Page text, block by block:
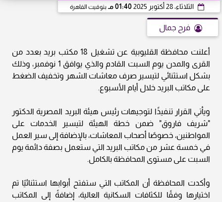
الثلاثاء، 28 أكتوبر 2025 01:40 مـ بتوقيت القاهرة
فرح جمال
أعلنت محافظة القليوبية عن تشغيل 18 مكتب بريد بعدد من
القرى والمدن يوم السبت القادم والذي يوافق 1 نوفمبر، وذلك
بشكل استثنائي لتيسير صرف معاشات الشهر وتخفيف الضغط
على مكاتب البريد خلال أيام الأسبوع.
ويأتي القرار تنفيذًا لتوجيهات رئيس هيئة البريد المصرية الدكتور
"شريف فاروق" ضمن خطة الهيئة لتيسير الخدمات على
المواطنين، خصوصًا أصحاب المعاشات، بالإضافة إلى سير العمل
في خمسة عشر من مكاتب البريد التي ستعمل بصفة دائمة يوم
السبت على مستوى المحافظة بالكامل.
وأكدت المحافظة أن المكاتب التي ستفتح أبوابها استثنائيًا تم
اختيارها وفقًا للكثافات السكانية العالية، إضافةً إلى المكاتب